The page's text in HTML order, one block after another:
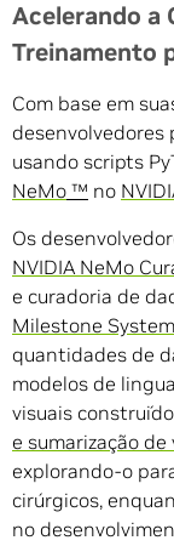
Acelerando a
Treinamento
Com base em
desenvolvedores
usando scripts
NeMo ™ no
Os
NVIDIA NeMo
e curadoria de
Milestone
quantidades de
modelos de
visuais
e sumarização de
explorando-o
cirúrgicos,
no